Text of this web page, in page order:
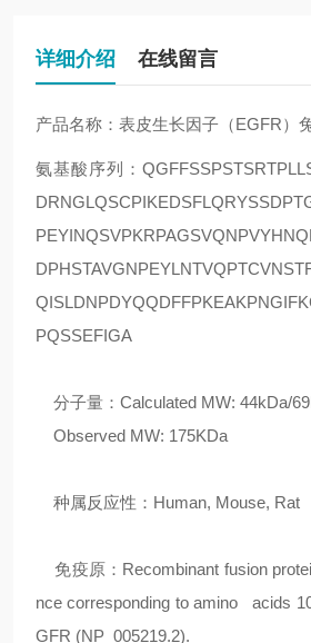
详细介绍 在线留言
产品名称：表皮生长因子（EGFR）
氨基酸序列：
PQSSEFIGA
分子量：Calculated MW: 44kDa/
Observed MW: 175KDa
种属反应性：Human, Mouse, Rat
免疫原：Recombinant fusion
nce corresponding to amino acids
GFR (NP_005219.2).